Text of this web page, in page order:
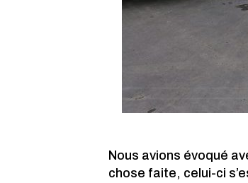
Nous avions évoqué
chose faite, celui-ci